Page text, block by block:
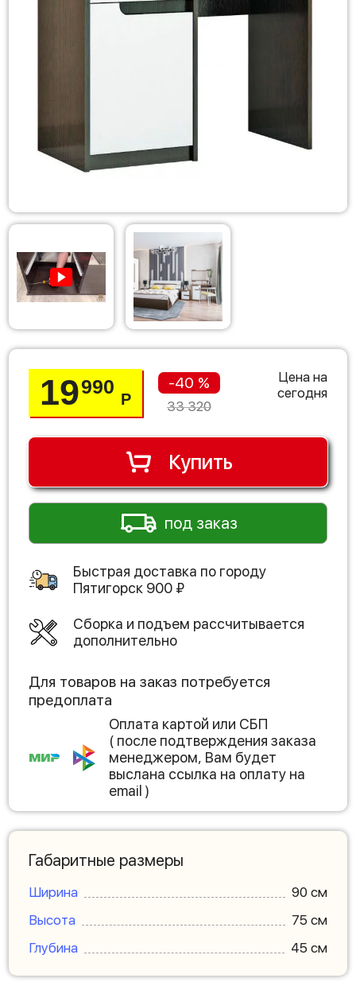
19990
Р
-40 %
33 320
Цена на
сегодня
Купить
под заказ
Быстрая доставка по городу
Пятигорск 900 ₽
Сборка и подъем рассчитывается
дополнительно
Для товаров на заказ потребуется
предоплата
Оплата картой или СБП
( после подтверждения заказа
менеджером, Вам будет
выслана ссылка на оплату на
email )
Габаритные размеры
Ширина
90 см
Высота
75 см
Глубина
45 см